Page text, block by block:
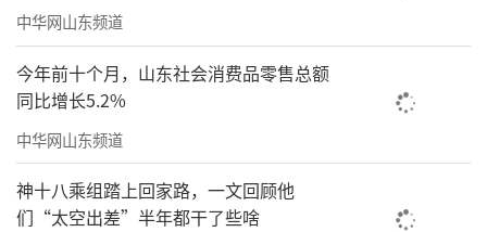
中华网山东频道
今年前十个月，山东社会消费品零售总额
同比增长5.2%
中华网山东频道
神十八乘组踏上回家路，一文回顾他
们“太空出差”半年都干了些啥